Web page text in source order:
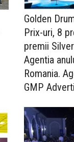
Golden
Prix-uri, 8
premii
Agentia
Romania.
GMP